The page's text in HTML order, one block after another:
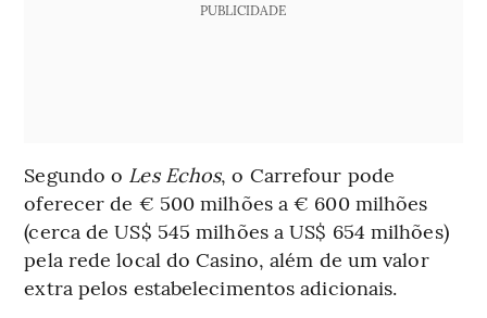
PUBLICIDADE
Segundo o Les Echos, o Carrefour pode
oferecer de € 500 milhões a € 600 milhões
(cerca de US$ 545 milhões a US$ 654 milhões)
pela rede local do Casino, além de um valor
extra pelos estabelecimentos adicionais.